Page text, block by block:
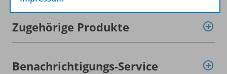
Zugehörige Produkte
Benachrichtigungs-Service